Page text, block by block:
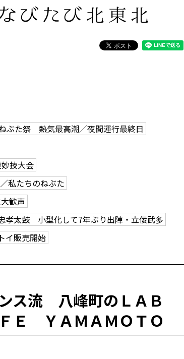
ぶた祭 熱気最高潮／夜間運行最終日
技大会
私たちのねぶた
歓声
孝太鼓 小型化して7年ぶり出陣・立佞武多
イ販売開始
ス流 八峰町のＬＡＢ
ＹＡＭＡＭＯＴＯ
ミ』」」 県北・盛夏の